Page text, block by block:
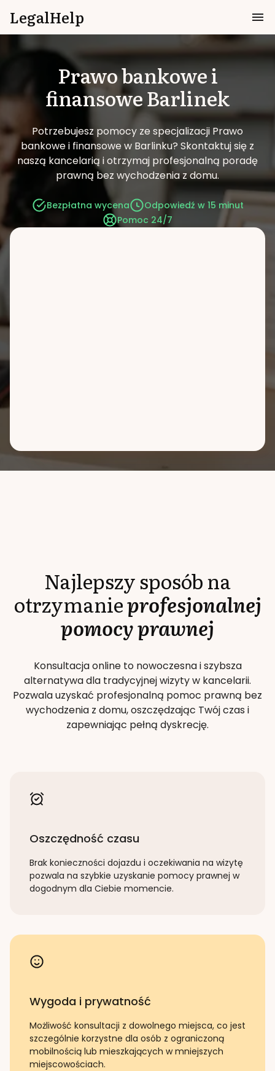
LegalHelp
Prawo bankowe i
finansoweBarlinek
Potrzebujesz pomocy ze specjalizacji Prawo
bankowe i finansowe w Barlinku? Skontaktuj się z
naszą kancelarią i otrzymaj profesjonalną poradę
prawną bez wychodzenia z domu.
Bezpłatna wycena
Odpowiedź w 15 minut
Pomoc 24/7
Najlepszy sposób na
otrzymanieprofesjonalnej
pomocy prawnej
Konsultacja online to nowoczesna i szybsza
alternatywa dla tradycyjnej wizyty w kancelarii.
Pozwala uzyskać profesjonalną pomoc prawną bez
wychodzenia z domu, oszczędzając Twój czas i
zapewniając pełną dyskrecję.
Oszczędność czasu
Brak konieczności dojazdu i oczekiwania na wizytę
pozwala na szybkie uzyskanie pomocy prawnej w
dogodnym dla Ciebie momencie.
Wygoda i prywatność
Możliwość konsultacji z dowolnego miejsca, co jest
szczególnie korzystne dla osób z ograniczoną
mobilnością lub mieszkających w mniejszych
miejscowościach.